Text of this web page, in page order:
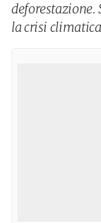
deforestazione.
la crisi